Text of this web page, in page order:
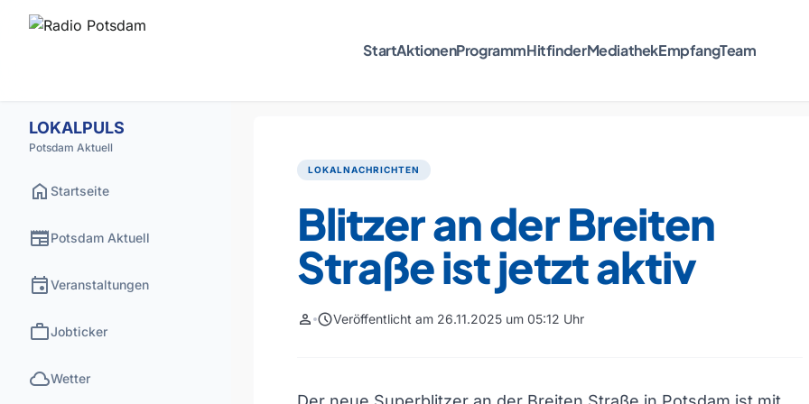
StartAktionenProgrammHitfinderMediathekEmpfangTeam
LOKALPULS
Potsdam Aktuell
home Startseite
newspaperPotsdam Aktuell
eventVeranstaltungen
workJobticker
cloudWetter
LOKALNACHRICHTEN
Blitzer an der Breiten
Straße ist jetzt aktiv
person scheduleVeröffentlicht am 26.11.2025 um 05:12 Uhr